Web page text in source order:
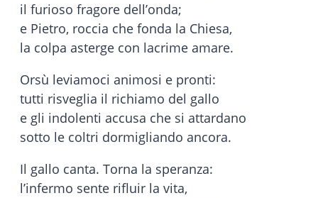
il furioso fragore dell’onda;
e Pietro, roccia che fonda la Chiesa,
la colpa asterge con lacrime amare.
Orsù leviamoci animosi e pronti:
tutti risveglia il richiamo del gallo
e gli indolenti accusa che si attardano
sotto le coltri dormigliando ancora.
Il gallo canta. Torna la speranza:
l’infermo sente rifluir la vita,